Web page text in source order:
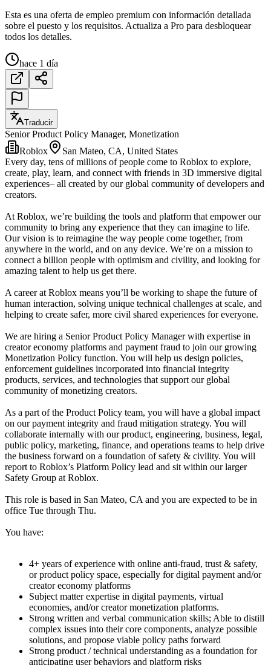
Esta es una oferta de empleo premium con información detallada
sobre el puesto y los requisitos. Actualiza a Pro para desbloquear
todos los detalles.
hace 1 día
Traducir
Senior Product Policy Manager, Monetization
Roblox
San Mateo, CA, United States
Every day, tens of millions of people come to Roblox to explore,
create, play, learn, and connect with friends in 3D immersive digital
experiences– all created by our global community of developers and
creators.
At Roblox, we’re building the tools and platform that empower our
community to bring any experience that they can imagine to life.
Our vision is to reimagine the way people come together, from
anywhere in the world, and on any device. We’re on a mission to
connect a billion people with optimism and civility, and looking for
amazing talent to help us get there.
A career at Roblox means you’ll be working to shape the future of
human interaction, solving unique technical challenges at scale, and
helping to create safer, more civil shared experiences for everyone.
We are hiring a Senior Product Policy Manager with expertise in
creator economy platforms and payment fraud to join our growing
Monetization Policy function. You will help us design policies,
enforcement guidelines incorporated into financial integrity
products, services, and technologies that support our global
community of monetizing creators.
As a part of the Product Policy team, you will have a global impact
on our payment integrity and fraud mitigation strategy. You will
collaborate internally with our product, engineering, business, legal,
public policy, marketing, finance, and operations teams to help drive
the business forward on a foundation of safety & civility. You will
report to Roblox’s Platform Policy lead and sit within our larger
Safety Group at Roblox.
This role is based in San Mateo, CA and you are expected to be in
office Tue through Thu.
You have:
4+ years of experience with online anti-fraud, trust & safety,
or product policy space, especially for digital payment and/or
creator economy platforms
Subject matter expertise in digital payments, virtual
economies, and/or creator monetization platforms.
Strong written and verbal communication skills; Able to distill
complex issues into their core components, analyze possible
solutions, and propose viable policy paths forward
Strong product / technical understanding as a foundation for
anticipating user behaviors and platform risks